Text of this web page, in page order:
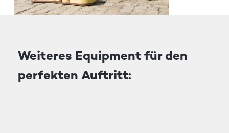
Weiteres Equipment für den
perfekten Auftritt: